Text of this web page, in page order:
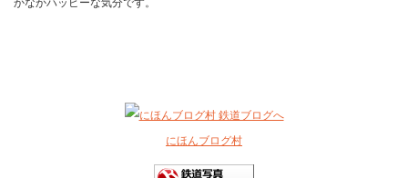
かなかハッピーな気分です。
にほんブログ村